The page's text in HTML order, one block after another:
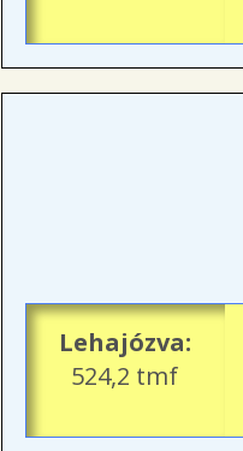
Lehajózva:
524,2 tmf